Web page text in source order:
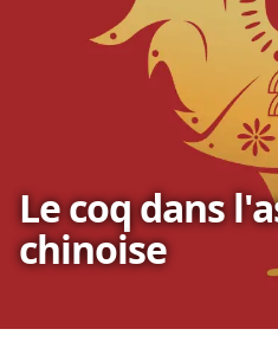
Le coq dans
chinoise